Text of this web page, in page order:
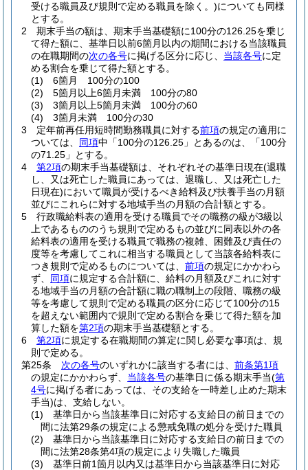
受ける職員及び規則で定める職員を除く。)についても同様
とする。
2
期末手当の額は、期末手当基礎額に100分の126.25を乗じ
て得た額に、基準日以前6箇月以内の期間における当該職員
の在職期間の次の各号に掲げる区分に応じ、 当該各号に定
める割合を乗じて得た額とする。
(1)
6箇月 100分の100
(2)
5箇月以上6箇月未満 100分の80
(3)
3箇月以上5箇月未満 100分の60
(4)
3箇月未満 100分の30
3
定年前再任用短時間勤務職員に対する前項の規定の適用に
ついては、 同項中「100分の126.25」とあるのは、「100分
の71.25」とする。
4
第2項の期末手当基礎額は、それぞれその基準日現在(退職
し、又は死亡した職員にあっては、退職し、又は死亡した
日現在)において職員が受けるべき給料及び扶養手当の月額
並びにこれらに対する地域手当の月額の合計額とする。
5
行政職給料表の適用を受ける職員でその職務の級が3級以
上であるもののうち規則で定めるもの並びに同表以外の各
給料表の適用を受ける職員で職務の複雑、困難及び責任の
度等を考慮してこれに相当する職員として当該各給料表に
つき規則で定めるものについては、 前項の規定にかかわら
ず、 同項に規定する合計額に、給料の月額及びこれに対す
る地域手当の月額の合計額に職の職制上の段階、職務の級
等を考慮して規則で定める職員の区分に応じて100分の15
を超えない範囲内で規則で定める割合を乗じて得た額を加
算した額を第2項の期末手当基礎額とする。
6
第2項に規定する在職期間の算定に関し必要な事項は、規
則で定める。
第25条
次の各号のいずれかに該当する者には、 前条第1項
の規定にかかわらず、 当該各号の基準日に係る期末手当(第
4号に掲げる者にあっては、その支給を一時差し止めた期末
手当)は、支給しない。
(1)
基準日から当該基準日に対応する支給日の前日までの
間に法第29条の規定による懲戒免職の処分を受けた職員
(2)
基準日から当該基準日に対応する支給日の前日までの
間に法第28条第4項の規定により失職した職員
(3)
基準日前1箇月以内又は基準日から当該基準日に対応